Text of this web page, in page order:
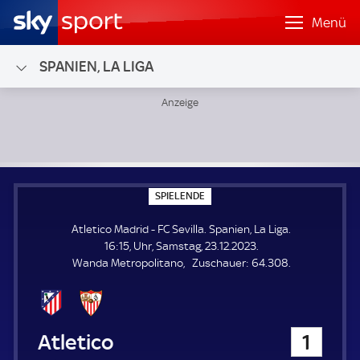
Menü
SPANIEN, LA LIGA
SPIELENDE
P
E
L
E
N
Atletico Madrid - FC Sevilla. Spanien, La Liga.
16:15, Uhr, Samstag, 23.12.2023.
Wanda Metropolitano
Zuschauer: Z
64.308.
Atletico Madrid 1